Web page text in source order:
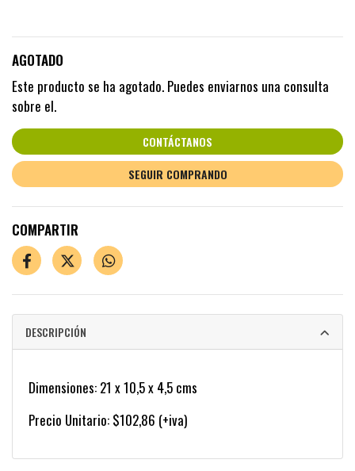
AGOTADO
Este producto se ha agotado. Puedes enviarnos una consulta
sobre el.
CONTÁCTANOS
SEGUIR COMPRANDO
COMPARTIR
DESCRIPCIÓN
Dimensiones: 21 x 10,5 x 4,5 cms
Precio Unitario: $102,86 (+iva)